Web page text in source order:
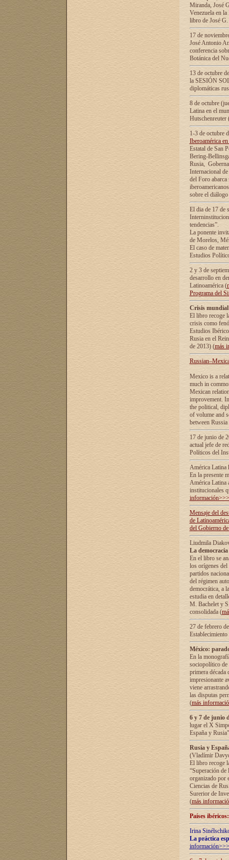
Miranda, José
Venezuela en
libro de José
17 de
José Antonio
conferencia
Botánica del
13 de octubre
la SESIÓN
diplomáticas
8 de octubre
Latina en el
1-3 de octubre
Iberoamérica
Estatal de San
Bering-
Rusia,
Internacional
del Foro
sobre el
El dia de 17 de
tendencias”.
La ponente
de Morelos,
El caso de
Estudios
2 y 3 de
desarrollo en
Latinoamérica (
Programa del
Crisis
El libro recoge
crisis como
Estudios
Rusia en el
de 2013) (más
Mexico is a
much in
Mexican
improvement.
the political,
of volume and
between
17 de junio de
actual jefe de
Políticos del
América Latina
En la presente
América Latina
institucionales
información>>>
Mensaje del
de
del Gobierno
Liudmila
La
En el libro se
los orígenes
partidos
del régimen
democrática, а
estudia en
М. Bachelet у
consolidada (
27 de febrero
México:
En la
sociopolítico de
primera década
impresionante
viene
las disputas
(más
6 y 7 de junio
lugar el X
España y
Rusia y
(Vladímir
El libro recoge
“Superación
organizado por
Ciencias de
Surerior de
(más
Países
Irina
La práctica
información>>>